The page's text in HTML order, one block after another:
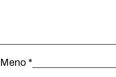
Meno *